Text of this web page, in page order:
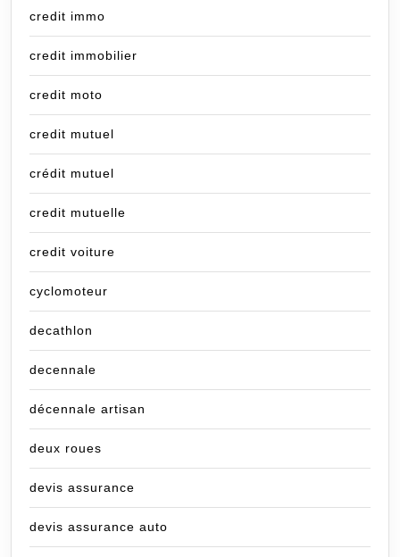
credit immo
credit immobilier
credit moto
credit mutuel
crédit mutuel
credit mutuelle
credit voiture
cyclomoteur
decathlon
decennale
décennale artisan
deux roues
devis assurance
devis assurance auto